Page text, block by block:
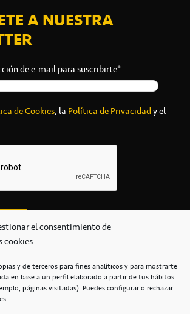
el consentimiento de
cookies
y de terceros para fines analíticos y para mostrarte
en base a un perfil elaborado a partir de tus hábitos
páginas visitadas). Puedes configurar o rechazar
A NUESTRA
de e-mail para suscribirte*
de Cookies, laPolítica de Privacidady el
secretaria@cbcanarias.es
253 684